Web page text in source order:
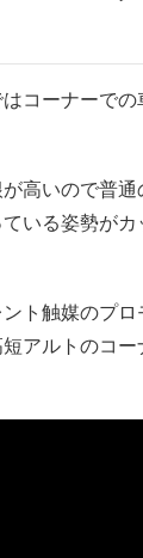
コーナーで
高いので普
いる姿勢が
ト触媒のプ
アルトのコ